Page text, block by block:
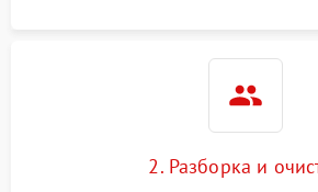
2. Разборка и